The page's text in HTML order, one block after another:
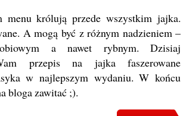
menu królują przede wszystkim jajka.
A mogą być z różnym nadzieniem –
a nawet rybnym. Dzisiaj
przepis na jajka faszerowane
w najlepszym wydaniu. W końcu
bloga zawitać ;).